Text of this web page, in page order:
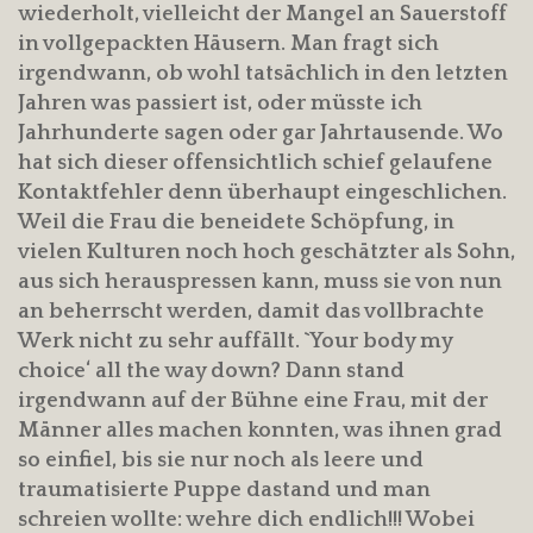
wiederholt, vielleicht der Mangel an Sauerstoff
in vollgepackten Häusern. Man fragt sich
irgendwann, ob wohl tatsächlich in den letzten
Jahren was passiert ist, oder müsste ich
Jahrhunderte sagen oder gar Jahrtausende. Wo
hat sich dieser offensichtlich schief gelaufene
Kontaktfehler denn überhaupt eingeschlichen.
Weil die Frau die beneidete Schöpfung, in
vielen Kulturen noch hoch geschätzter als Sohn,
aus sich herauspressen kann, muss sie von nun
an beherrscht werden, damit das vollbrachte
Werk nicht zu sehr auffällt. `Your body my
choice‘ all the way down? Dann stand
irgendwann auf der Bühne eine Frau, mit der
Männer alles machen konnten, was ihnen grad
so einfiel, bis sie nur noch als leere und
traumatisierte Puppe dastand und man
schreien wollte: wehre dich endlich!!! Wobei